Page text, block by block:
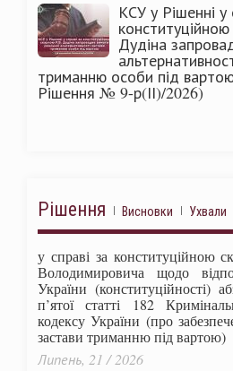
КСУ у Рішенні у
Дудіна
триманню особи під
Рішення № 9-р(ІІ)/2026)
Рішення Висновки Ухвали
у справі за конституційною
Володимировича щодо
України (конституційності)
п’ятої статті 182
кодексу України (про
застави триманню під вартою)
Липень, 21 / 2026